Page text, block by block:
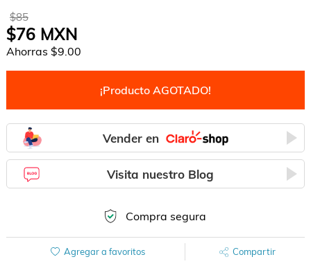
$85
$76MXN
Ahorras $9.00
¡Producto AGOTADO!
Vender en
Visita nuestro Blog
Compra segura
Agregar a favoritos Compartir